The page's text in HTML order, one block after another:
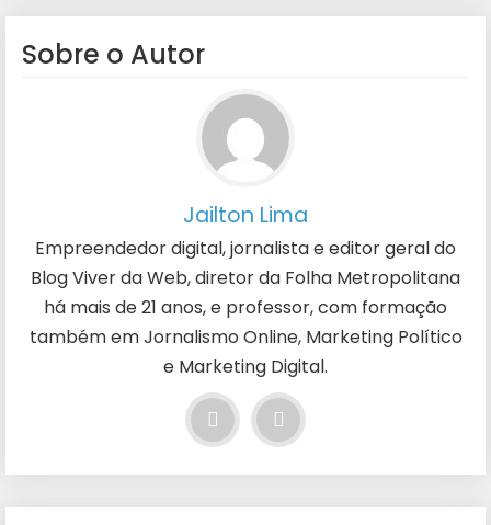
Sobre o Autor
Jailton Lima
Empreendedor digital, jornalista e editor geral do
Blog Viver da Web, diretor da Folha Metropolitana
há mais de 21 anos, e professor, com formação
também em Jornalismo Online, Marketing Político
e Marketing Digital.